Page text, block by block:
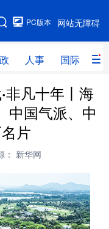
网站无障碍
PC版本
人事 国际 财
政 人事
评 港澳
连线
康 军事
片 政务
非凡十年丨海
中国气派、中
片
： 新华网